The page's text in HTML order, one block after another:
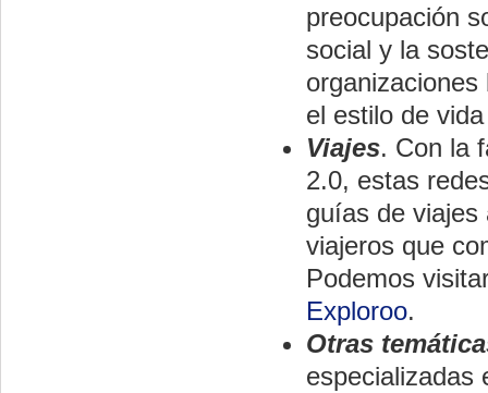
preocupación
social y la
el estilo de
Viajes. Con la
2.0, estas
guías de viajes
viajeros que
Podemos
Exploroo.
Otras
especializadas